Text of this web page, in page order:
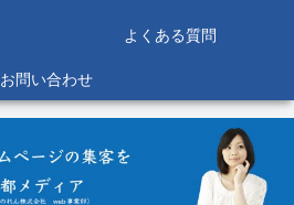
よくある質問
お問い合わせ